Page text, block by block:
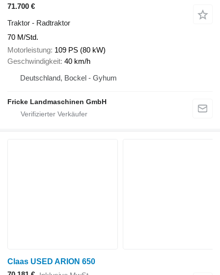
71.700 €
Traktor - Radtraktor
70 M/Std.
Motorleistung 109 PS (80 kW)
Geschwindigkeit 40 km/h
Deutschland, Bockel - Gyhum
Fricke Landmaschinen GmbH
Claas USED ARION 650